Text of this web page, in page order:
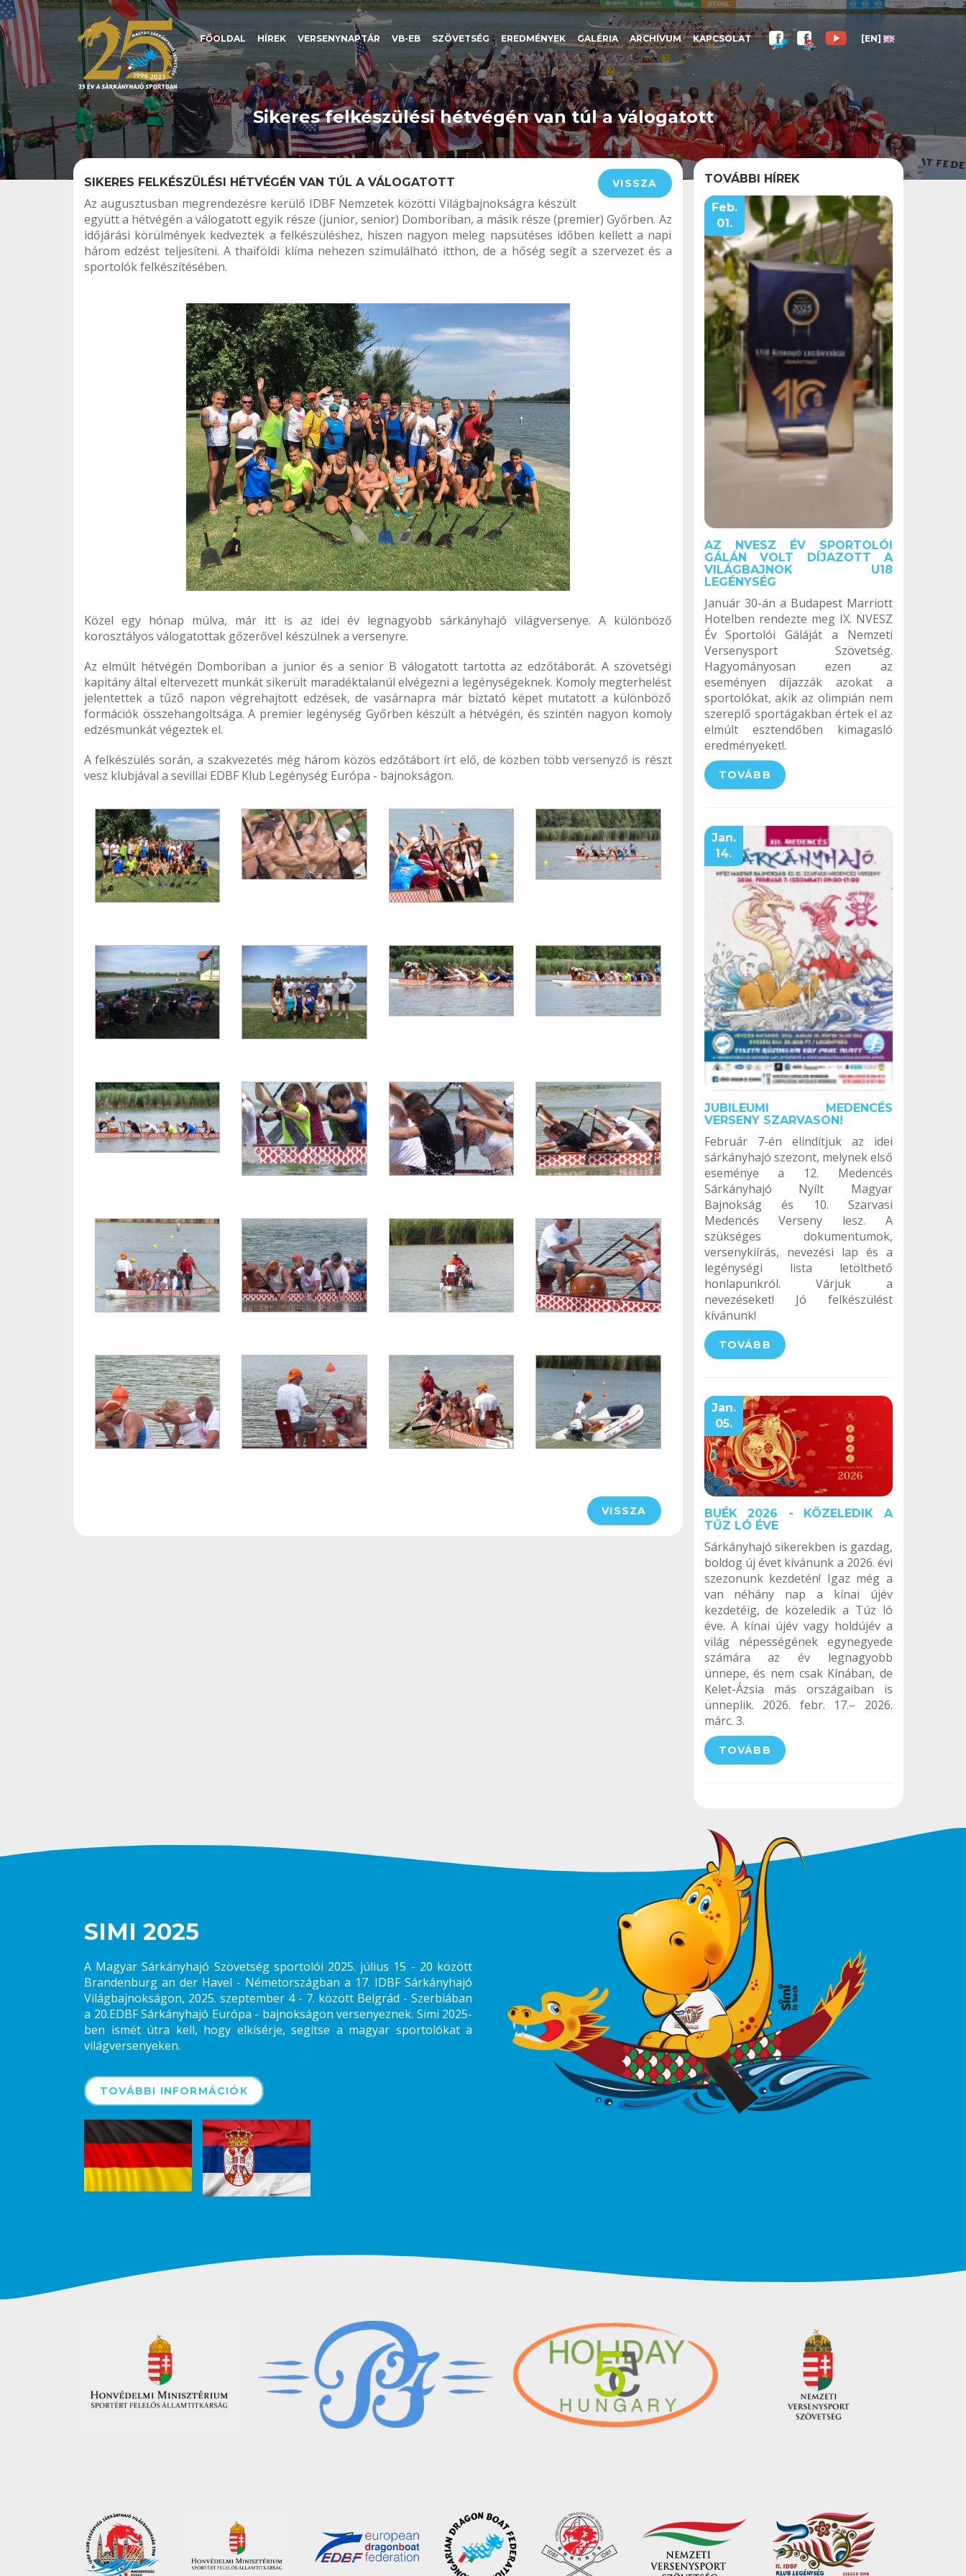
FŐOLDAL HÍREK VERSENYNAPTÁR VB-EB SZÖVETSÉG EREDMÉNYEK GALÉRIA ARCHÍVUM KAPCSOLAT [EN]
Sikeres felkészülési hétvégén van túl a válogatott
VISSZA
SIKERES FELKÉSZÜLÉSI HÉTVÉGÉN VAN TÚL A VÁLOGATOTT
Az augusztusban megrendezésre kerülő IDBF Nemzetek közötti Világbajnokságra készült
együtt a hétvégén a válogatott egyik része (junior, senior) Domboriban, a másik része (premier) Győrben. Az
időjárási körülmények kedveztek a felkészüléshez, hiszen nagyon meleg napsütéses időben kellett a napi
három edzést teljesíteni. A thaiföldi klíma nehezen szimulálható itthon, de a hőség segít a szervezet és a
sportolók felkészítésében.
Közel egy hónap múlva, már itt is az idei év legnagyobb sárkányhajó világversenye. A különböző
korosztályos válogatottak gőzerővel készülnek a versenyre.
Az elmúlt hétvégén Domboriban a junior és a senior B válogatott tartotta az edzőtáborát. A szövetségi
kapitány által eltervezett munkát sikerült maradéktalanúl elvégezni a legénységeknek. Komoly megterhelést
jelentettek a tűző napon végrehajtott edzések, de vasárnapra már bíztató képet mutatott a különböző
formációk összehangoltsága. A premier legénység Győrben készült a hétvégén, és szintén nagyon komoly
edzésmunkát végeztek el.
A felkészülés során, a szakvezetés még három közös edzőtábort írt elő, de közben több versenyző is részt
vesz klubjával a sevillai EDBF Klub Legénység Európa - bajnokságon.
VISSZA
TOVÁBBI HÍREK
Feb.
01.
AZ NVESZ ÉV SPORTOLÓI
GÁLÁN VOLT DÍJAZOTT A
VILÁGBAJNOK U18
LEGÉNYSÉG
Január 30-án a Budapest Marriott
Hotelben rendezte meg IX. NVESZ
Év Sportolói Gáláját a Nemzeti
Versenysport Szövetség.
Hagyományosan ezen az
eseményen díjazzák azokat a
sportolókat, akik az olimpián nem
szereplő sportágakban értek el az
elmúlt esztendőben kimagasló
eredményeket!.
TOVÁBB
Jan.
14.
JUBILEUMI MEDENCÉS
VERSENY SZARVASON!
Február 7-én elindítjuk az idei
sárkányhajó szezont, melynek első
eseménye a 12. Medencés
Sárkányhajó Nyílt Magyar
Bajnokság és 10. Szarvasi
Medencés Verseny lesz. A
szükséges dokumentumok,
versenykiírás, nevezési lap és a
legénységi lista letölthető
honlapunkról. Várjuk a
nevezéseket! Jó felkészülést
kívánunk!
TOVÁBB
Jan.
05.
BUÉK 2026 - KÖZELEDIK A
TŰZ LÓ ÉVE
Sárkányhajó sikerekben is gazdag,
boldog új évet kívánunk a 2026. évi
szezonunk kezdetén! Igaz még a
van néhány nap a kínai újév
kezdetéig, de közeledik a Túz ló
éve. A kínai újév vagy holdújév a
világ népességének egynegyede
számára az év legnagyobb
ünnepe, és nem csak Kínában, de
Kelet-Ázsia más országaiban is
ünneplik. 2026. febr. 17.– 2026.
márc. 3.
TOVÁBB
SIMI 2025
A Magyar Sárkányhajó Szövetség sportolói 2025. július 15 - 20 között
Brandenburg an der Havel - Németországban a 17. IDBF Sárkányhajó
Világbajnokságon, 2025. szeptember 4 - 7. között Belgrád - Szerbiában
a 20.EDBF Sárkányhajó Európa - bajnokságon versenyeznek. Simi 2025-
ben ismét útra kell, hogy elkísérje, segítse a magyar sportolókat a
világversenyeken.
TOVÁBBI INFORMÁCIÓK